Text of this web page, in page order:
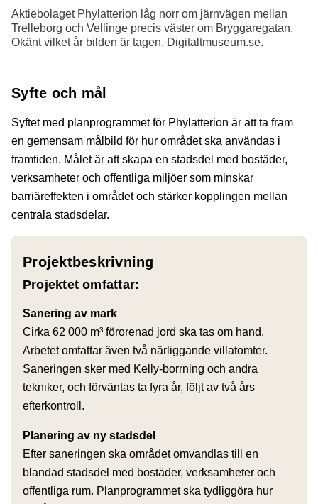
Aktiebolaget Phylatterion låg norr om järnvägen mellan
Trelleborg och Vellinge precis väster om Bryggaregatan.
Okänt vilket år bilden är tagen. Digitaltmuseum.se.
Syfte och mål
Syftet med planprogrammet för Phylatterion är att ta fram
en gemensam målbild för hur området ska användas i
framtiden. Målet är att skapa en stadsdel med bostäder,
verksamheter och offentliga miljöer som minskar
barriäreffekten i området och stärker kopplingen mellan
centrala stadsdelar.
Projektbeskrivning
Projektet omfattar:
Sanering av mark
Cirka 62 000 m³ förorenad jord ska tas om hand.
Arbetet omfattar även två närliggande villatomter.
Saneringen sker med Kelly-borrning och andra
tekniker, och förväntas ta fyra år, följt av två års
efterkontroll.
Planering av ny stadsdel
Efter saneringen ska området omvandlas till en
blandad stadsdel med bostäder, verksamheter och
offentliga rum. Planprogrammet ska tydliggöra hur